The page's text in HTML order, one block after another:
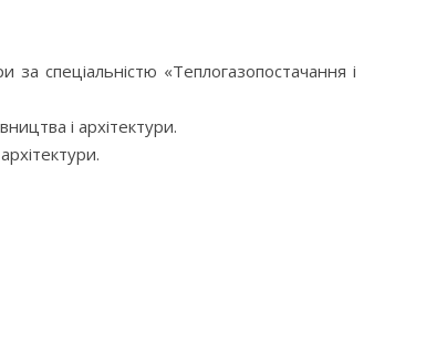
за спеціальністю «Теплогазопостачання і
і архітектури.